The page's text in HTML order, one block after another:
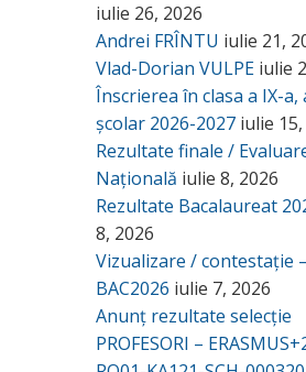
iulie 26, 2026
Andrei FRÎNTU iulie 21,
Vlad-Dorian VULPE iulie
Înscrierea în clasa a IX-a,
școlar 2026-2027 iulie
Rezultate finale /
Națională iulie 8, 2026
Rezultate Bacalaureat
8, 2026
Vizualizare / contestație –
BAC2026 iulie 7, 2026
Anunț rezultate selecție
PROFESORI –